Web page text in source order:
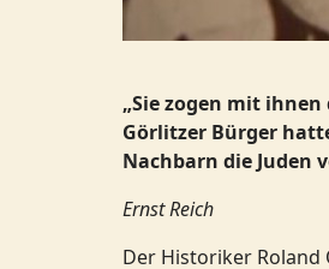
„Sie zogen mit
Görlitzer Bürger
Nachbarn die Juden
Ernst Reich
Der Historiker Roland